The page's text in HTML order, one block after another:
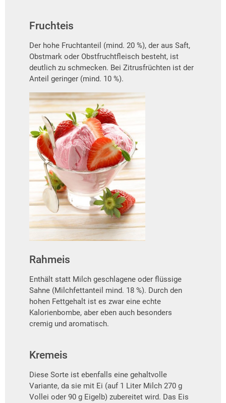
Fruchteis
Der hohe Fruchtanteil (mind. 20 %), der aus Saft,
Obstmark oder Obstfruchtfleisch besteht, ist
deutlich zu schmecken. Bei Zitrusfrüchten ist der
Anteil geringer (mind. 10 %).
Rahmeis
Enthält statt Milch geschlagene oder flüssige
Sahne (Milchfettanteil mind. 18 %). Durch den
hohen Fettgehalt ist es zwar eine echte
Kalorienbombe, aber eben auch besonders
cremig und aromatisch.
Kremeis
Diese Sorte ist ebenfalls eine gehaltvolle
Variante, da sie mit Ei (auf 1 Liter Milch 270 g
Vollei oder 90 g Eigelb) zubereitet wird. Das Eis